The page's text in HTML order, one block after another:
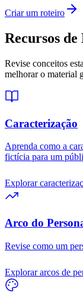
Criar um roteiro
Recursos de
Revise conceitos
melhorar o material
Caracterização
Aprenda como a
fictícia para um
Explorar
Arco do
Revise como um
Explorar arcos de